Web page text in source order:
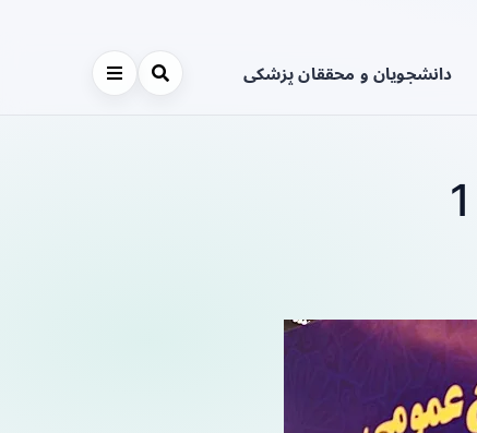
دانشجویان و محققان پزشکی